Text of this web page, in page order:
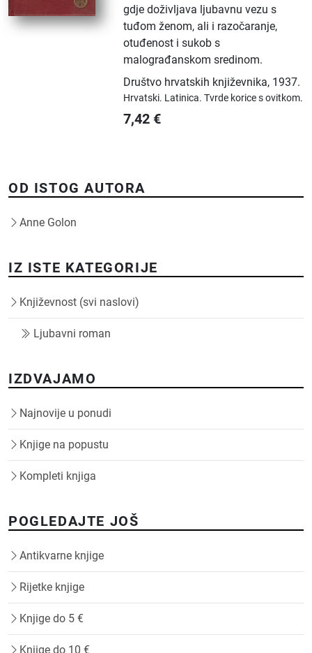
gdje doživljava ljubavnu vezu s
tuđom ženom, ali i razočaranje,
otuđenost i sukob s
malograđanskom sredinom.
Društvo hrvatskih književnika, 1937.
Hrvatski. Latinica.Tvrde korice s ovitkom.
7,42 €
OD ISTOG AUTORA
Anne Golon
IZ ISTE KATEGORIJE
Književnost (svi naslovi)
Ljubavni roman
IZDVAJAMO
Najnovije u ponudi
Knjige na popustu
Kompleti knjiga
POGLEDAJTE JOŠ
Antikvarne knjige
Rijetke knjige
Knjige do 5 €
Knjige do 10 €